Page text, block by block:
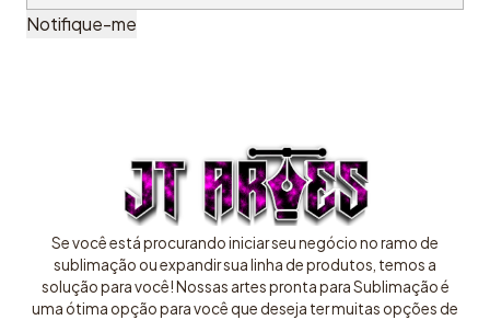
Notifique-me
Se você está procurando iniciar seu negócio no ramo de
sublimação ou expandir sua linha de produtos, temos a
solução para você! Nossas artes pronta para Sublimação é
uma ótima opção para você que deseja ter muitas opções de